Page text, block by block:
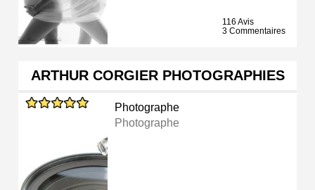
116 Avis
3 Commentaires
ARTHUR CORGIER PHOTOGRAPHIES
Photographe
Photographe